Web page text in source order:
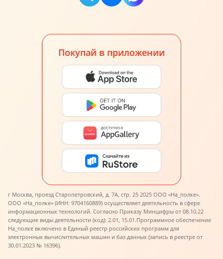
Покупай в приложении
г Москва, проезд Старопетровский, д. 7А, стр. 25 2025 ООО «На_полке».
ООО «На_полке» (ИНН: 9704160889) осуществляет деятельность в сфере
информационных технологий. Согласно Приказу Минцифры от 08.10.22
следующие виды деятельности (код): 2.01, 15.01.Программное обеспечение
На_полке включено в Единый реестр российских программ для
электронных вычислительных машин и баз данных (запись в реестре от
30.01.2023 № 16396).